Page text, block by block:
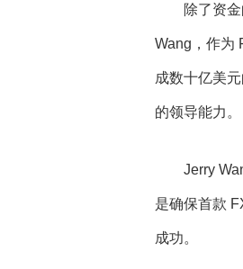
除了资
Wang，作为
成数十亿美
的领导能力。
Jerry
是确保首款
成功。